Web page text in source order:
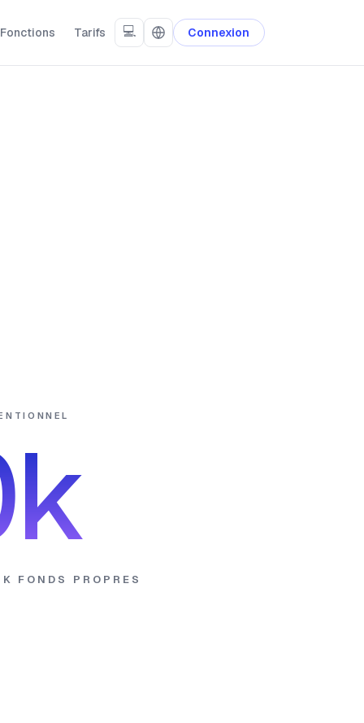
Fonctions Tarifs 💻 Connexion
FONDS PROPRES